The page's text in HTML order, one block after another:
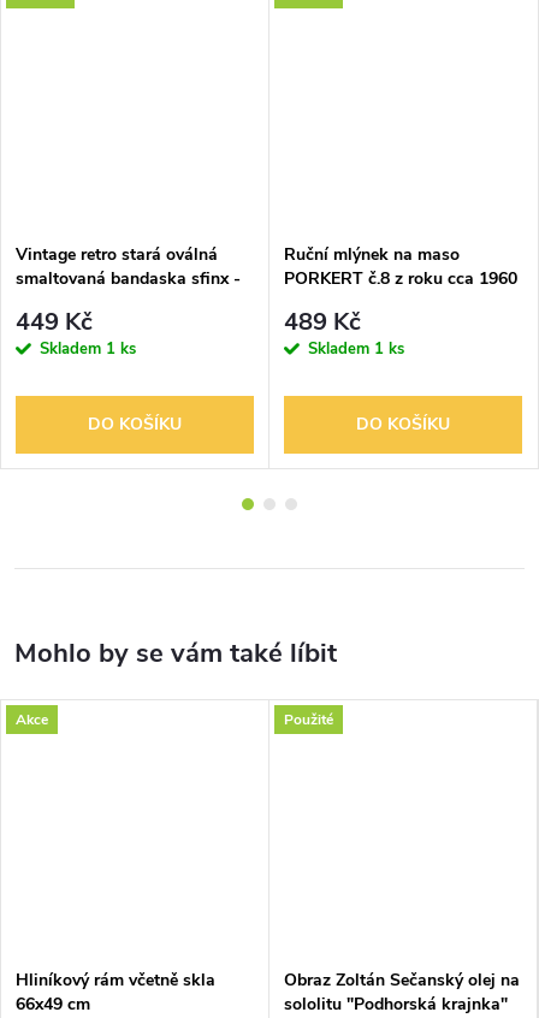
Vintage retro stará oválná
smaltovaná bandaska sfinx -
449 Kč
Skladem 1 ks
DO KOŠÍKU
Ruční mlýnek na maso
PORKERT č.8 z roku cca 1960
489 Kč
Skladem 1 ks
DO KOŠÍKU
Akce
Hliníkový rám včetně skla
66x49 cm
Použité
Obraz Zoltán Sečanský olej na
sololitu "Podhorská krajnka"